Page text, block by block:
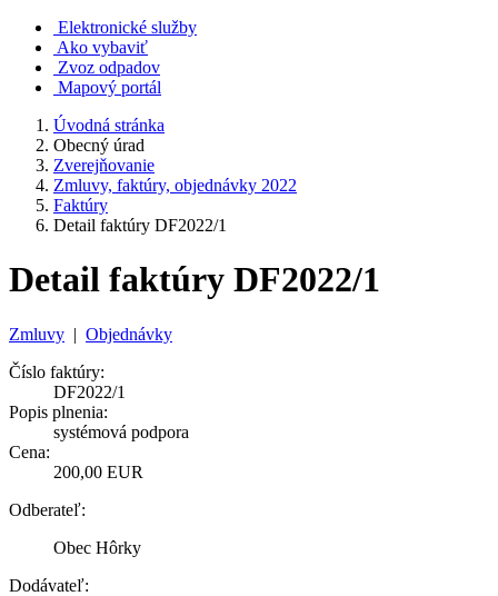
Elektronické služby
Ako vybaviť
Zvoz odpadov
Mapový portál
Úvodná stránka
Obecný úrad
Zverejňovanie
Zmluvy, faktúry, objednávky 2022
Faktúry
Detail faktúry DF2022/1
Detail faktúry DF2022/1
Zmluvy | Objednávky
Číslo faktúry:
DF2022/1
Popis plnenia:
systémová podpora
Cena:
200,00 EUR
Odberateľ:
Obec Hôrky
Dodávateľ: